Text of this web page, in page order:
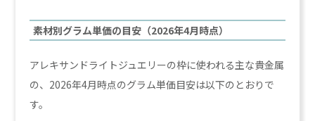
素材別グラム単価の目安（2026年4月時点）
アレキサンドライトジュエリーの枠に使われる主な貴金属
の、2026年4月時点のグラム単価目安は以下のとおりで
す。